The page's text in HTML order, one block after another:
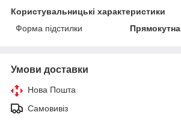
Користувальницькі характеристики
Форма підстилки
Прямокутна
Умови доставки
Нова Пошта
Самовивіз